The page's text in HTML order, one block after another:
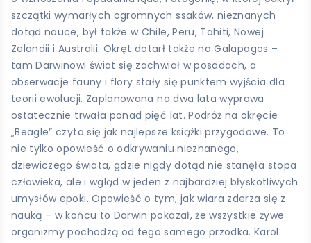
szczątki wymarłych ogromnych ssaków, nieznanych
dotąd nauce, był także w Chile, Peru, Tahiti, Nowej
Zelandii i Australii. Okręt dotarł także na Galapagos –
tam Darwinowi świat się zachwiał w posadach, a
obserwacje fauny i flory stały się punktem wyjścia dla
teorii ewolucji. Zaplanowana na dwa lata wyprawa
ostatecznie trwała ponad pięć lat. Podróż na okręcie
„Beagle” czyta się jak najlepsze książki przygodowe. To
nie tylko opowieść o odkrywaniu nieznanego,
dziewiczego świata, gdzie nigdy dotąd nie stanęła stopa
człowieka, ale i wgląd w jeden z najbardziej błyskotliwych
umysłów epoki. Opowieść o tym, jak wiara zderza się z
nauką – w końcu to Darwin pokazał, że wszystkie żywe
organizmy pochodzą od tego samego przodka. Karol